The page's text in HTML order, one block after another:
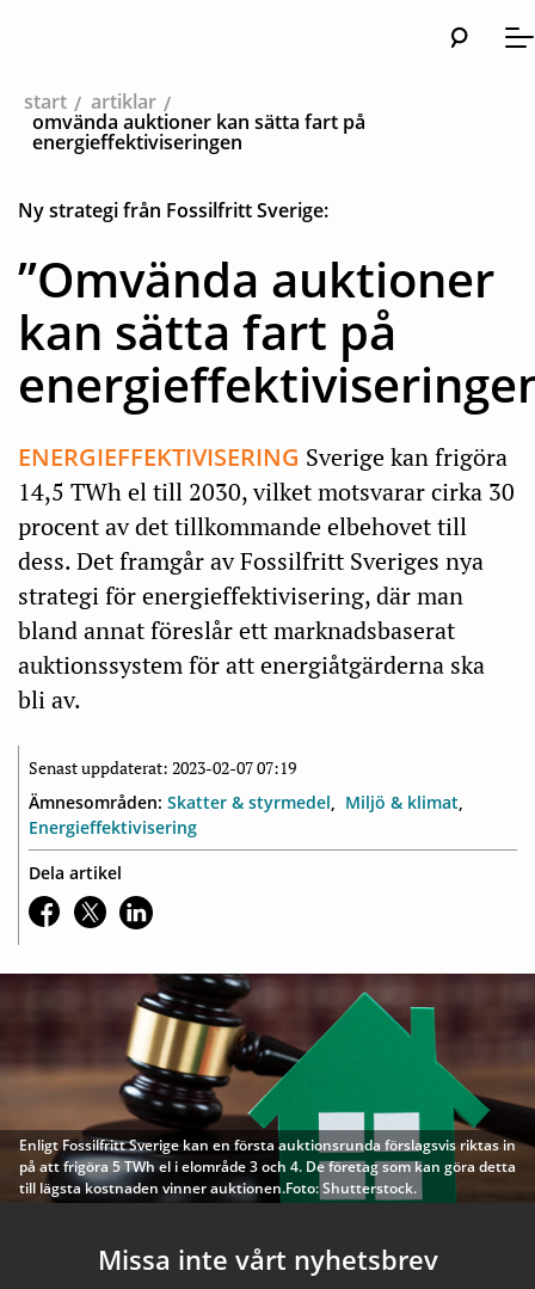
start
artiklar
omvända auktioner kan sätta fart på
energieffektiviseringen
Ny strategi från Fossilfritt Sverige:
”Omvända auktioner
kan sätta fart på
ENERGIEFFEKTIVISERING Sverige kan frigöra
14,5 TWh el till 2030, vilket motsvarar cirka 30
procent av det tillkommande elbehovet till
dess. Det framgår av Fossilfritt Sveriges nya
strategi för energieffektivisering, där man
bland annat föreslår ett marknadsbaserat
auktionssystem för att energiåtgärderna ska
bli av.
Senast uppdaterat: 2023-02-07 07:19
Ämnesområden: Skatter & styrmedel
Miljö & klimat
Energieffektivisering
Dela artikel
Enligt Fossilfritt Sverige kan en första auktionsrunda förslagsvis riktas in
på att frigöra 5 TWh el i elområde 3 och 4. De företag som kan göra detta
till lägsta kostnaden vinner auktionen.Foto: Shutterstock.
Missa inte vårt nyhetsbrev